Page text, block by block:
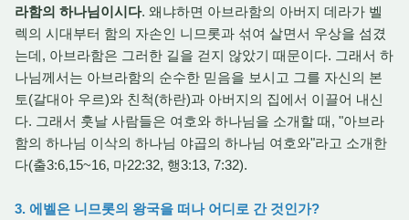
라함의 하나님이시다. 왜냐하면 아브라함의 아버지 데라가 벨
렉의 시대부터 함의 자손인 니므롯과 섞여 살면서 우상을 섬겼
는데, 아브라함은 그러한 길을 걷지 않았기 때문이다. 그래서 하
나님께서는 아브라함의 순수한 믿음을 보시고 그를 자신의 본
토(갈대아 우르)와 친척(하란)과 아버지의 집에서 이끌어 내신
다. 그래서 훗날 사람들은 여호와 하나님을 소개할 때, "아브라
함의 하나님 이삭의 하나님 야곱의 하나님 여호와"라고 소개한
다(출3:6,15~16, 마22:32, 행3:13, 7:32).
3. 에벨은 니므롯의 왕국을 떠나 어디로 간 것인가?